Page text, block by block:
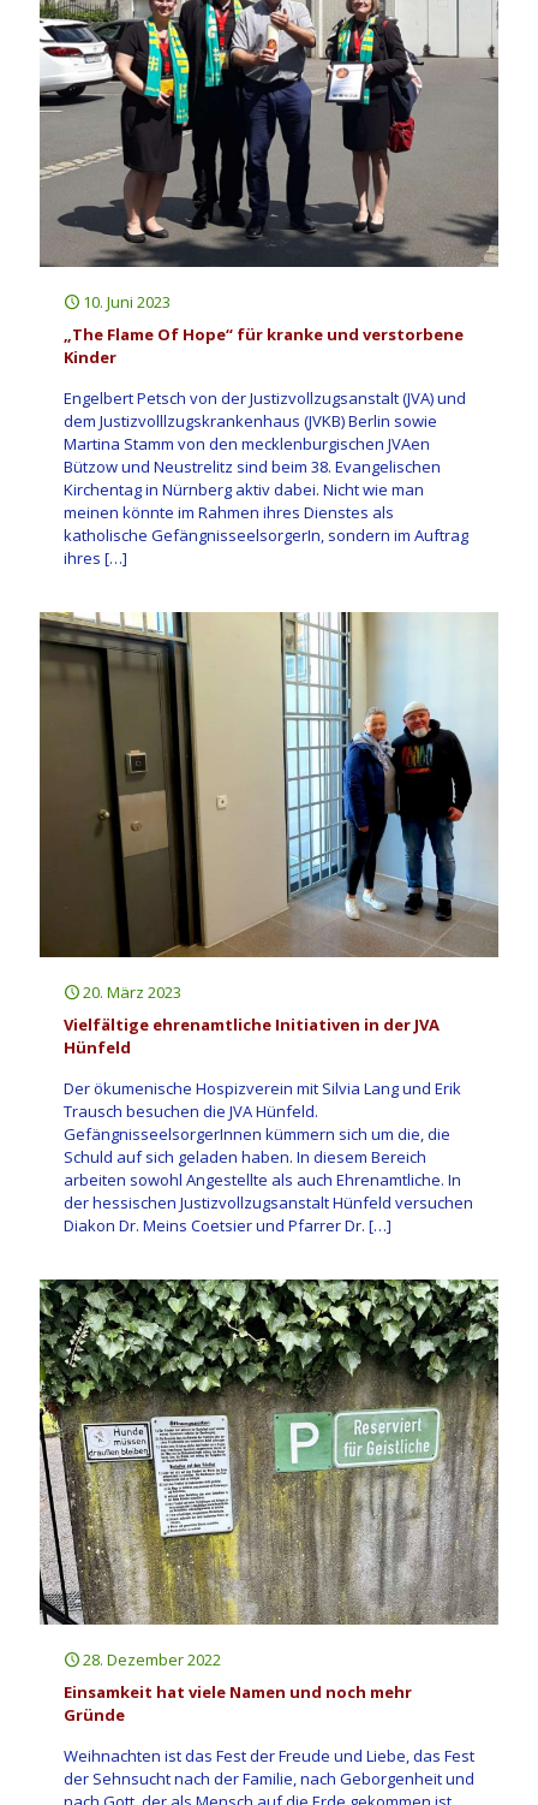
10. Juni 2023
„The Flame Of Hope“ für kranke und verstorbene
Kinder
Engelbert Petsch von der Justizvollzugsanstalt (JVA) und
dem Justizvolllzugskrankenhaus (JVKB) Berlin sowie
Martina Stamm von den mecklenburgischen JVAen
Bützow und Neustrelitz sind beim 38. Evangelischen
Kirchentag in Nürnberg aktiv dabei. Nicht wie man
meinen könnte im Rahmen ihres Dienstes als
katholische GefängnisseelsorgerIn, sondern im Auftrag
ihres […]
20. März 2023
Vielfältige ehrenamtliche Initiativen in der JVA
Hünfeld
Der ökumenische Hospizverein mit Silvia Lang und Erik
Trausch besuchen die JVA Hünfeld.
GefängnisseelsorgerInnen kümmern sich um die, die
Schuld auf sich geladen haben. In diesem Bereich
arbeiten sowohl Angestellte als auch Ehrenamtliche. In
der hessischen Justizvollzugsanstalt Hünfeld versuchen
Diakon Dr. Meins Coetsier und Pfarrer Dr. […]
28. Dezember 2022
Einsamkeit hat viele Namen und noch mehr
Gründe
Weihnachten ist das Fest der Freude und Liebe, das Fest
der Sehnsucht nach der Familie, nach Geborgenheit und